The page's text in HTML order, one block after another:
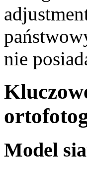
nie
Model